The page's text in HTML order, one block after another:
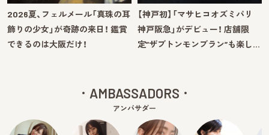
2026夏、フェルメール「真珠の耳
飾りの少女」が奇跡の来日！ 鑑賞
できるのは大阪だけ！
【神戸初】「マサヒコオズミパリ
神戸阪急」がデビュー！ 店舗限
定”ザブトンモンブラン”も楽し…
AMBASSADORS
アンバサダー